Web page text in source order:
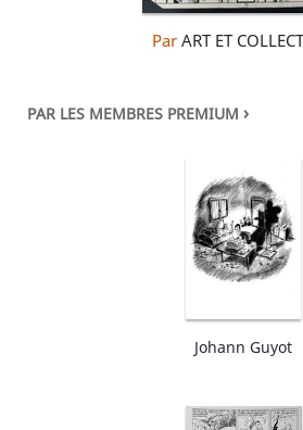
Par ART ET
PAR LES MEMBRES PREMIUM ›
Johann Guyot